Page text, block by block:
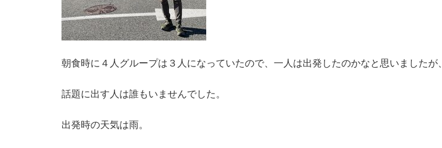
朝食時に４人グループは３人になっていたので、一人は出発したのかなと思いましたが、
話題に出す人は誰もいませんでした。
出発時の天気は雨。